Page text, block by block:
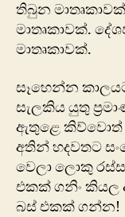
තිබුන
මාතෘකාවක්.
මාතෘකාවක්.
සෑහෙන්න
සැලකිය යුතු
ඇතුළෙ කිව්වොත්
අතින් හදවතට
වෙලා ලොකු
එකක් ගනිං කියල
බස් එකක් ගන්න!